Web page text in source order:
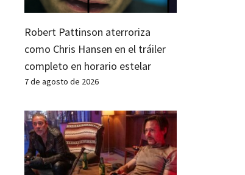
Robert Pattinson aterroriza
como Chris Hansen en el tráiler
completo en horario estelar
7 de agosto de 2026